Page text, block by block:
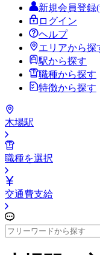
新規会員登録
ログイン
ヘルプ
エリアから探
駅から探す
職種から探す
特徴から探す
木場駅
職種を選択
交通費支給